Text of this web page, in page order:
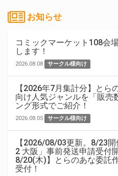
お知らせ
コミックマーケット108会
します！
2026.08.08 サークル様向け
【2026年7月集計分】とら
向け人気ジャンルを「販売
ング形式でご紹介！
2026.08.05 サークル様向け
【2026/08/03更新。8/23
2 大阪」事前発送申請受付
8/20(木)】とらのあな委託
受付！